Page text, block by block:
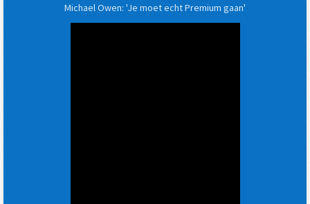
Michael Owen: 'Je moet echt Premium gaan'